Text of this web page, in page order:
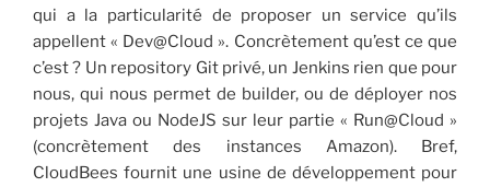
qui a la particularité de proposer un service qu’ils
appellent « Dev@Cloud ». Concrètement qu’est ce que
c’est ? Un repository Git privé, un Jenkins rien que pour
nous, qui nous permet de builder, ou de déployer nos
projets Java ou NodeJS sur leur partie « Run@Cloud »
(concrètement des instances Amazon). Bref,
CloudBees fournit une usine de développement pour